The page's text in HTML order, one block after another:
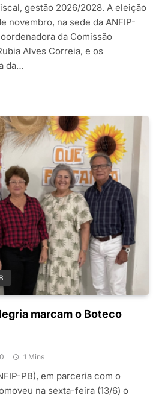
gestão 2026/2028. A eleição
novembro, na sede da ANFIP-
da Comissão
Alves Correia, e os
da…
marcam o Boteco
0 1 Mins
PB), em parceria com o
na sexta-feira (13/6) o